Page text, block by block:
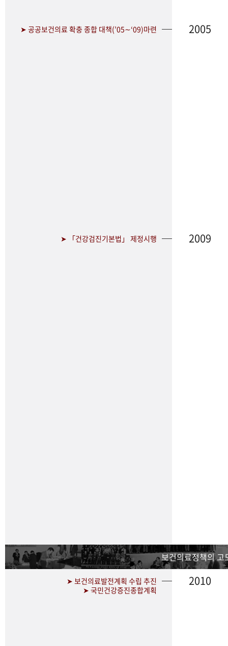
➤ 공공보건의료 확충 종합 대책(’05∼‘09)마련 2005
➤ 「건강검진기본법」 제정시행 2009
보건의료정책의 고
➤ 보건의료발전계획 수립 추진
➤ 국민건강증진종합계획
2010